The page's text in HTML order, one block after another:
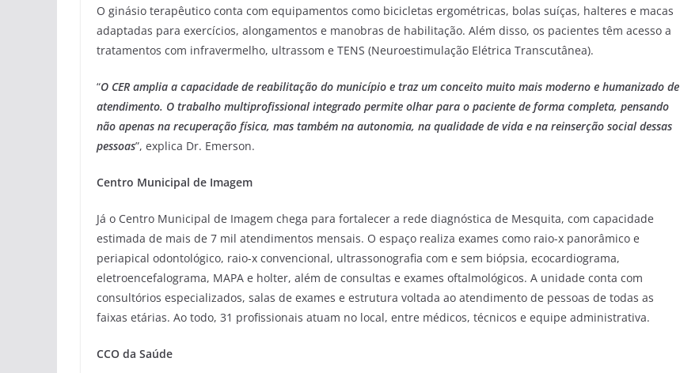
O ginásio terapêutico conta com equipamentos como bicicletas ergométricas, bolas suíças, halteres e macas
adaptadas para exercícios, alongamentos e manobras de habilitação. Além disso, os pacientes têm acesso a
tratamentos com infravermelho, ultrassom e TENS (Neuroestimulação Elétrica Transcutânea).
“O CER amplia a capacidade de reabilitação do município e traz um conceito muito mais moderno e humanizado de
atendimento. O trabalho multiprofissional integrado permite olhar para o paciente de forma completa, pensando
não apenas na recuperação física, mas também na autonomia, na qualidade de vida e na reinserção social dessas
pessoas”, explica Dr. Emerson.
Centro Municipal de Imagem
Já o Centro Municipal de Imagem chega para fortalecer a rede diagnóstica de Mesquita, com capacidade
estimada de mais de 7 mil atendimentos mensais. O espaço realiza exames como raio-x panorâmico e
periapical odontológico, raio-x convencional, ultrassonografia com e sem biópsia, ecocardiograma,
eletroencefalograma, MAPA e holter, além de consultas e exames oftalmológicos. A unidade conta com
consultórios especializados, salas de exames e estrutura voltada ao atendimento de pessoas de todas as
faixas etárias. Ao todo, 31 profissionais atuam no local, entre médicos, técnicos e equipe administrativa.
CCO da Saúde